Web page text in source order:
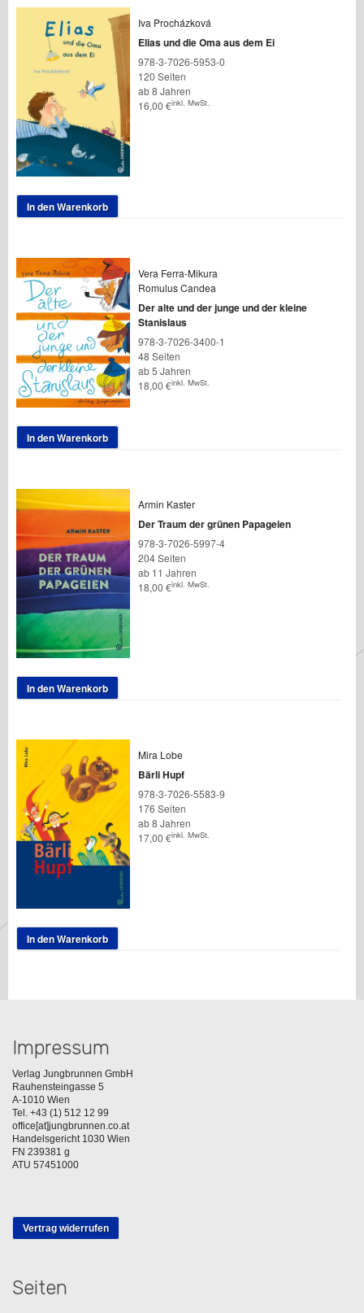
Iva Procházková
Elias und die Oma aus dem Ei
978-3-7026-5953-0
120 Seiten
ab 8 Jahren
16,00 €inkl. MwSt.
In den Warenkorb
Vera Ferra-Mikura
Romulus Candea
Der alte und der junge und der kleine
Stanislaus
978-3-7026-3400-1
48 Seiten
ab 5 Jahren
18,00 €inkl. MwSt.
In den Warenkorb
Armin Kaster
Der Traum der grünen Papageien
978-3-7026-5997-4
204 Seiten
ab 11 Jahren
18,00 €inkl. MwSt.
In den Warenkorb
Mira Lobe
Bärli Hupf
978-3-7026-5583-9
176 Seiten
ab 8 Jahren
17,00 €inkl. MwSt.
In den Warenkorb
Impressum
Verlag Jungbrunnen GmbH
Rauhensteingasse 5
A-1010 Wien
Tel. +43 (1) 512 12 99
office[at]jungbrunnen.co.at
Handelsgericht 1030 Wien
FN 239381 g
ATU 57451000
Vertrag widerrufen
Seiten